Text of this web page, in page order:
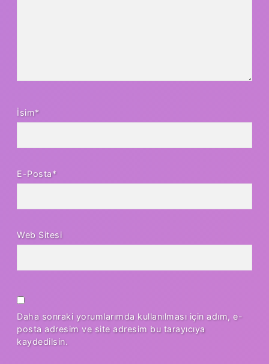
İsim*
E-Posta*
Web Sitesi
Daha sonraki yorumlarımda kullanılması için adım, e-
posta adresim ve site adresim bu tarayıcıya
kaydedilsin.